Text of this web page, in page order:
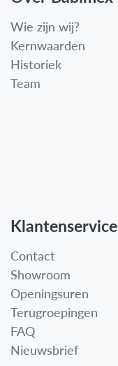
Wie zijn wij?
Kernwaarden
Historiek
Team
Klantenservice
Contact
Showroom
Openingsuren
Terugroepingen
FAQ
Nieuwsbrief